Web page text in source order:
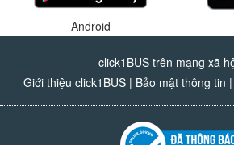
Android
click1BUS trên mạng xã
Giới thiệu click1BUS| Bảo mật thông tin |